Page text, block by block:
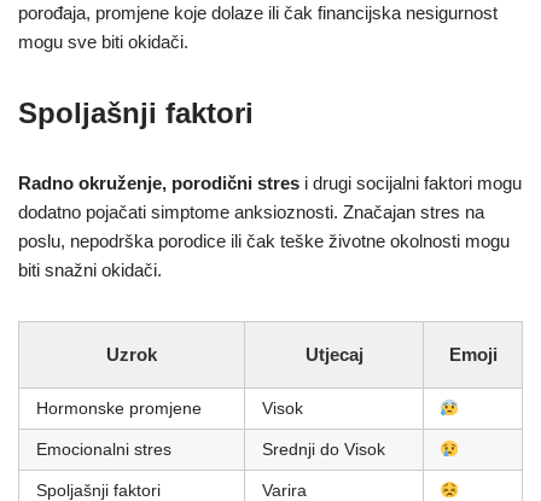
porođaja, promjene koje dolaze ili čak financijska nesigurnost
mogu sve biti okidači.
Spoljašnji faktori
Radno okruženje, porodični stres i drugi socijalni faktori mogu
dodatno pojačati simptome anksioznosti. Značajan stres na
poslu, nepodrška porodice ili čak teške životne okolnosti mogu
biti snažni okidači.
Uzrok Utjecaj Emoji
Hormonske promjene Visok
Emocionalni stres Srednji do Visok
Spoljašnji faktori Varira